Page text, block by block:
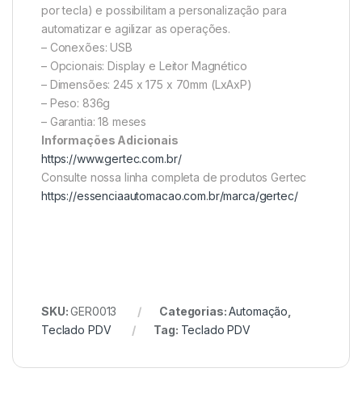
por tecla) e possibilitam a personalização para
automatizar e agilizar as operações.
– Conexões: USB
– Opcionais: Display e Leitor Magnético
– Dimensões: 245 x 175 x 70mm (LxAxP)
– Peso: 836g
– Garantia: 18 meses
Informações Adicionais
https://www.gertec.com.br/
Consulte nossa linha completa de produtos Gertec
https://essenciaautomacao.com.br/marca/gertec/
SKU:GER0013 Categorias:Automação
Teclado PDV
Tag: Teclado PDV